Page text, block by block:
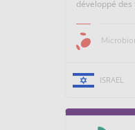
développé
ISRAEL